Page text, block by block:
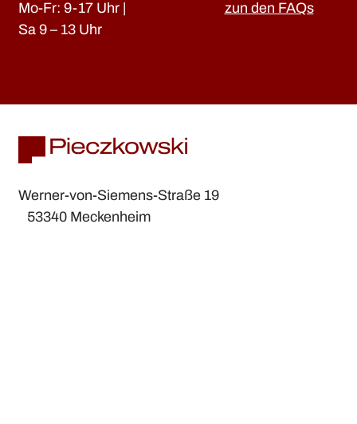
Mo-Fr: 9-17 Uhr |
Sa 9 – 13 Uhr
zun den FAQs
Werner-von-Siemens-Straße 19
53340 Meckenheim